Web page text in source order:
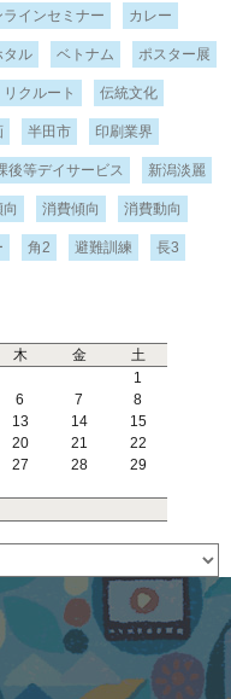
ラインセミナー カレー
タル ベトナム ポスター展
リクルート 伝統文化
半田市 印刷業界
後等デイサービス 新潟淡麗
消費傾向 消費動向
角2 避難訓練 長3
木 金 土
1
6 7
8
13 14
15
20 21
22
27 28
29